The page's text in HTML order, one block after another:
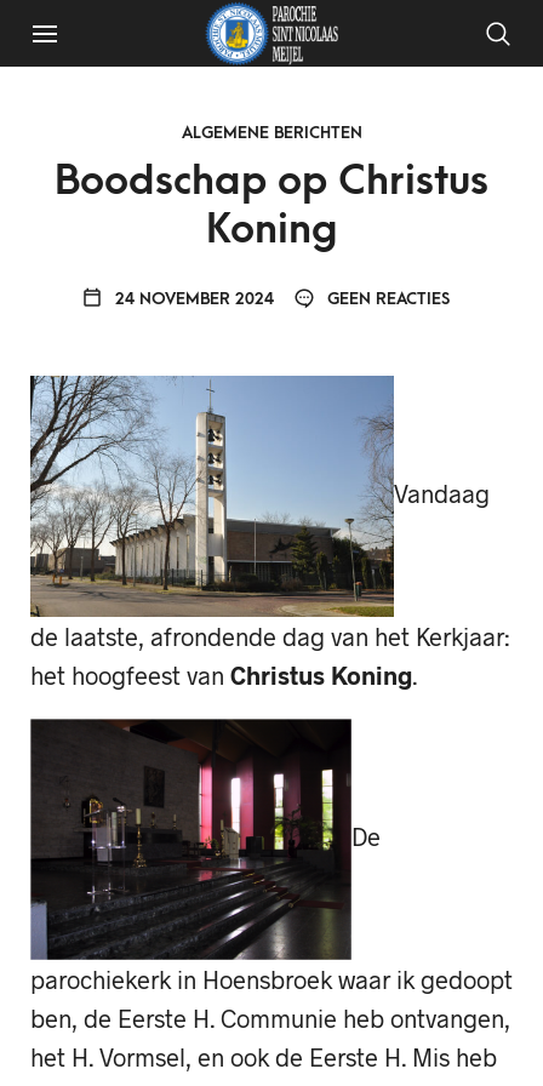
ALGEMENE BERICHTEN
Boodschap op Christus
Koning
24 NOVEMBER 2024 GEEN REACTIES
Vandaag
de laatste, afrondende dag van het Kerkjaar:
het hoogfeest van Christus Koning.
De
parochiekerk in Hoensbroek waar ik gedoopt
ben, de Eerste H. Communie heb ontvangen,
het H. Vormsel, en ook de Eerste H. Mis heb